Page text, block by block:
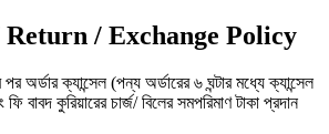
/ Exchange Policy
অর্ডার ক্যান্সেল (পন্য অর্ডারের ৬ ঘন্টার মধ্যে ক্যান্সেল
বাবদ কুরিয়ারের চার্জ/ বিলের সমপরিমাণ টাকা প্রদান